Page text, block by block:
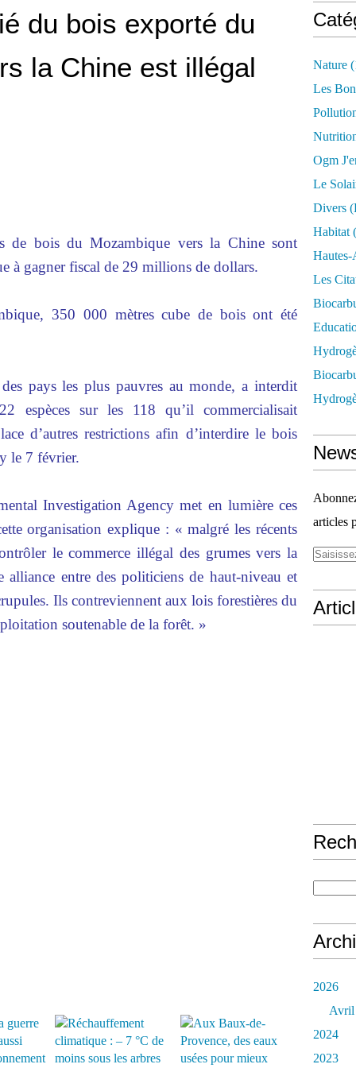
du bois exporté du
la Chine est illégal
de bois du Mozambique vers la Chine sont
à gagner fiscal de 29 millions de dollars.
350 000 mètres cube de bois ont été
pays les plus pauvres au monde, a interdit
espèces sur les 118 qu’il commercialisait
d’autres restrictions afin d’interdire le bois
le 7 février.
Investigation Agency met en lumière ces
organisation explique : « malgré les récents
le commerce illégal des grumes vers la
alliance entre des politiciens de haut-niveau et
Ils contreviennent aux lois forestières du
soutenable de la forêt. »
Nature
Les
Ogm
Le
Divers
Habitat
Hautes-
Les
articles
2026
Avril
2024
2023